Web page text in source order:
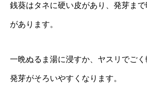
銭葵はタネに硬い皮があり、発芽ま
があります。
一晩ぬるま湯に浸すか、ヤスリでご
発芽がそろいやすくなります。